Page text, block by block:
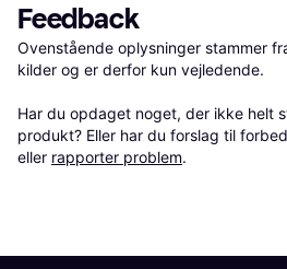
Feedback
Ovenstående oplysninger stammer
kilder og er derfor kun vejledende.
Har du opdaget noget, der ikke helt
produkt? Eller har du forslag til
eller rapporter problem.